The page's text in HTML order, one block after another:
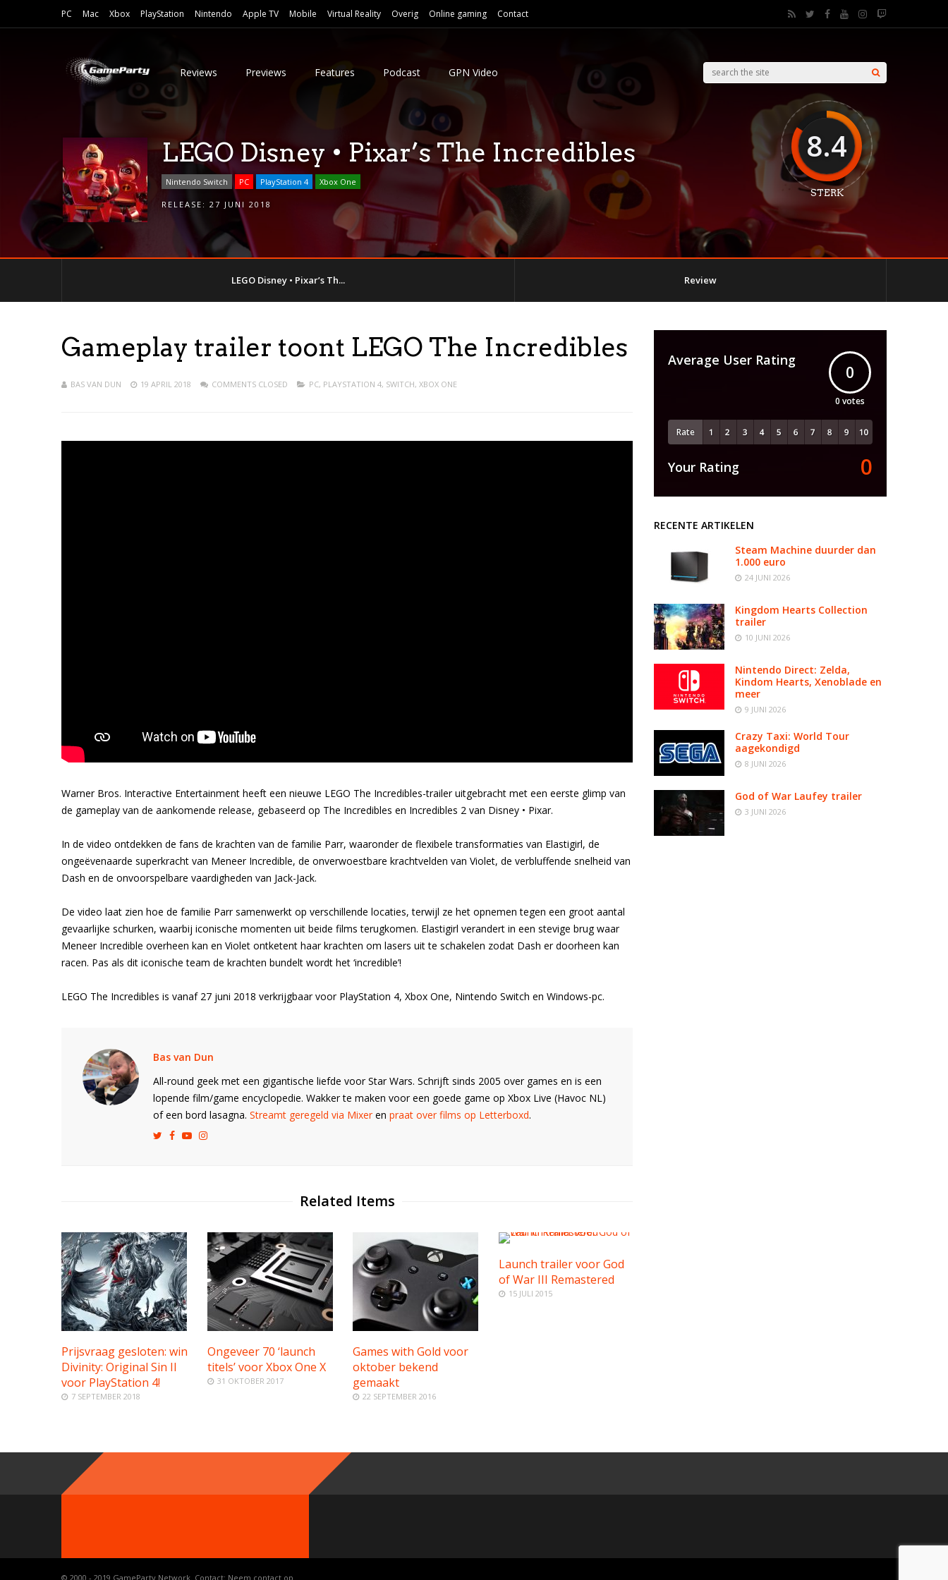
PC Mac Xbox PlayStation Nintendo Apple TV Mobile Virtual Reality Overig Online gaming Contact
Reviews Previews Features Podcast GPN Video
LEGO Disney • Pixar’s The Incredibles
Nintendo Switch PC PlayStation 4 Xbox One
RELEASE: 27 JUNI 2018
8.4
STERK
LEGO Disney • Pixar’s Th... Review
Gameplay trailer toont LEGO The Incredibles
BAS VAN DUN 19 APRIL 2018 COMMENTS CLOSED PC, PLAYSTATION 4, SWITCH, XBOX ONE
Warner Bros. Interactive Entertainment heeft een nieuwe LEGO The Incredibles-trailer uitgebracht met een eerste glimp van
de gameplay van de aankomende release, gebaseerd op The Incredibles en Incredibles 2 van Disney • Pixar.
In de video ontdekken de fans de krachten van de familie Parr, waaronder de flexibele transformaties van Elastigirl, de
ongeëvenaarde superkracht van Meneer Incredible, de onverwoestbare krachtvelden van Violet, de verbluffende snelheid van
Dash en de onvoorspelbare vaardigheden van Jack-Jack.
De video laat zien hoe de familie Parr samenwerkt op verschillende locaties, terwijl ze het opnemen tegen een groot aantal
gevaarlijke schurken, waarbij iconische momenten uit beide films terugkomen. Elastigirl verandert in een stevige brug waar
Meneer Incredible overheen kan en Violet ontketent haar krachten om lasers uit te schakelen zodat Dash er doorheen kan
racen. Pas als dit iconische team de krachten bundelt wordt het ‘incredible’!
LEGO The Incredibles is vanaf 27 juni 2018 verkrijgbaar voor PlayStation 4, Xbox One, Nintendo Switch en Windows-pc.
Bas van Dun
All-round geek met een gigantische liefde voor Star Wars. Schrijft sinds 2005 over games en is een
lopende film/game encyclopedie. Wakker te maken voor een goede game op Xbox Live (Havoc NL)
of een bord lasagna. Streamt geregeld via Mixeren praat over films op Letterboxd.
Related Items
Prijsvraag gesloten: win
Divinity: Original Sin II
voor PlayStation 4!
7 SEPTEMBER 2018
Ongeveer 70 ‘launch
titels’ voor Xbox One X
31 OKTOBER 2017
Games with Gold voor
oktober bekend
gemaakt
22 SEPTEMBER 2016
Launch trailer voor God
of War III Remastered
15 JULI 2015
Average User Rating
0
0 votes
Rate
Your Rating 0
RECENTE ARTIKELEN
Steam Machine duurder dan
1.000 euro
24 JUNI 2026
Kingdom Hearts Collection
trailer
10 JUNI 2026
Nintendo Direct: Zelda,
Kindom Hearts, Xenoblade en
meer
9 JUNI 2026
Crazy Taxi: World Tour
aagekondigd
8 JUNI 2026
God of War Laufey trailer
3 JUNI 2026
© 2000 - 2019 GameParty Network. Contact: Neem contact op